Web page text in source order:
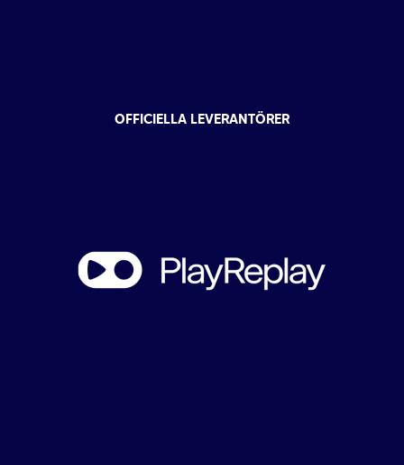
OFFICIELLA LEVERANTÖRER